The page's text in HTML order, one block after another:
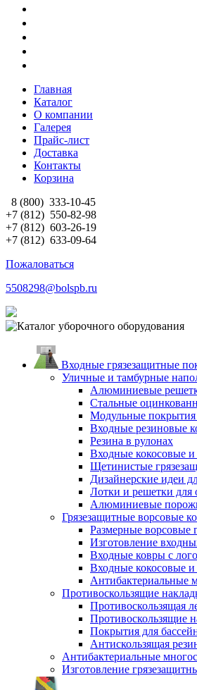
Главная
Каталог
О компании
Галерея
Прайс-лист
Доставка
Контакты
Корзина
8 (800) 333-10-45
+7 (812) 550-82-98
+7 (812) 603-26-19
+7 (812) 633-09-64
Пожаловаться
5508298@bolspb.ru
Входные грязезащитные
Уличные и тамбурные
Алюминиевые
Стальные
Модульные
Входные резиновые
Резина в рулонах
Входные кокосовые
Щетинистые
Дизайнерские идеи
Лотки и решетки для
Алюминиевые
Грязезащитные ворсовые
Размерные ворсовые
Изготовление
Входные ковры с
Входные кокосовые
Антибактериальные
Противоскользящие
Противоскользящая
Противоскользящие
Покрытия для
Антискользящая
Антибактериальные
Изготовление